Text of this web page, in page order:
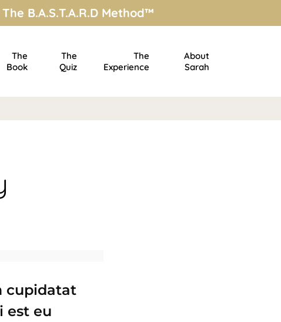
B.A.S.T.A.R.D Method™
The
Book
The
Quiz
The
Experience
About
Sarah
cupidatat
est eu